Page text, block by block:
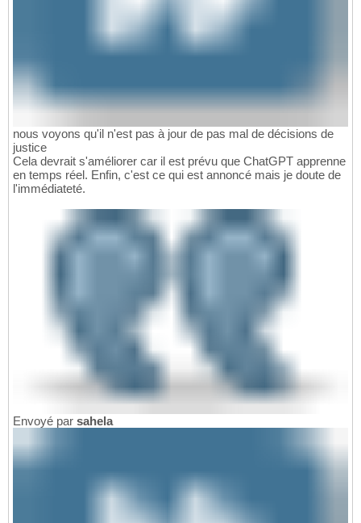
nous voyons qu'il n'est pas à jour de pas mal de décisions de
justice
Cela devrait s'améliorer car il est prévu que ChatGPT apprenne
en temps réel. Enfin, c'est ce qui est annoncé mais je doute de
l'immédiateté.
Envoyé par sahela